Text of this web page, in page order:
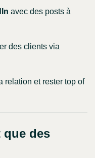
avec des posts à
des clients via
relation et rester top of
que des